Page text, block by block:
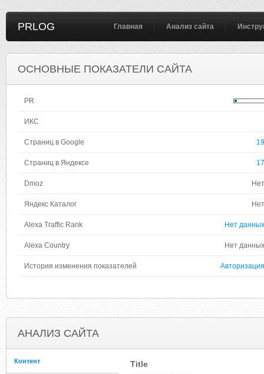
PRLOG Главная Анализ сайта
ОСНОВНЫЕ ПОКАЗАТЕЛИ САЙТА
PR
ИКС
Страниц в Google 19
Страниц в Яндексе 17
Dmoz Нет
Яндекс Каталог Нет
Alexa Traffic Rank Нет данных
Alexa Country Нет данных
История изменения показателей Авторизация
АНАЛИЗ САЙТА
Контент Title